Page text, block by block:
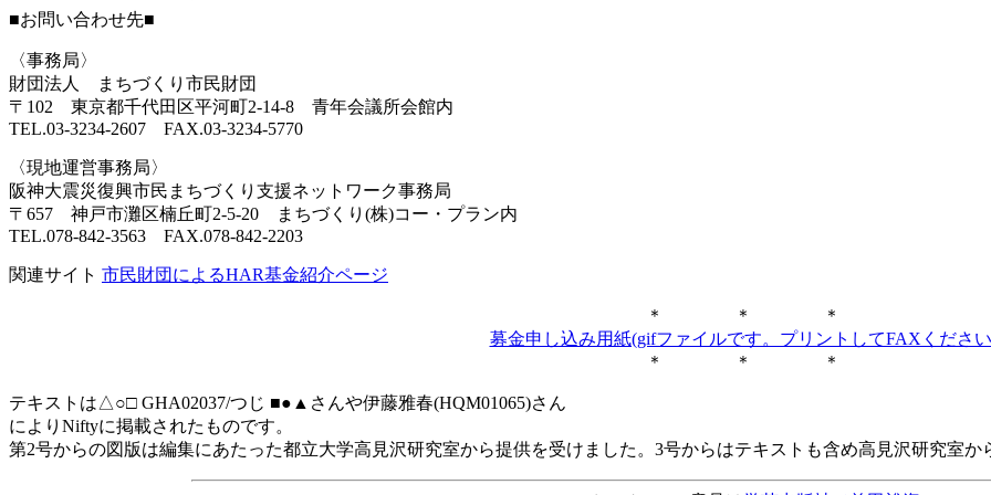
■お問い合わせ先■
〈事務局〉
財団法人 まちづくり市民財団
〒102 東京都千代田区平河町2-14-8 青年会議所会館内
TEL.03-3234-2607 FAX.03-3234-5770
〈現地運営事務局〉
阪神大震災復興市民まちづくり支援ネットワーク事務局
〒657 神戸市灘区楠丘町2-5-20 まちづくり(株)コー・プラン内
TEL.078-842-3563 FAX.078-842-2203
関連サイト 市民財団によるHAR基金紹介ページ
＊ ＊ ＊
募金申し込み用紙(gifファイルです。プリントしてFAXくださ
＊ ＊ ＊
テキストは△○□ GHA02037/つじ ■●▲さんや伊藤雅春(HQM01065)さん
によりNiftyに掲載されたものです。
第2号からの図版は編集にあたった都立大学高見沢研究室から提供を受けました。3号からはテキストも含め高見沢研究室か